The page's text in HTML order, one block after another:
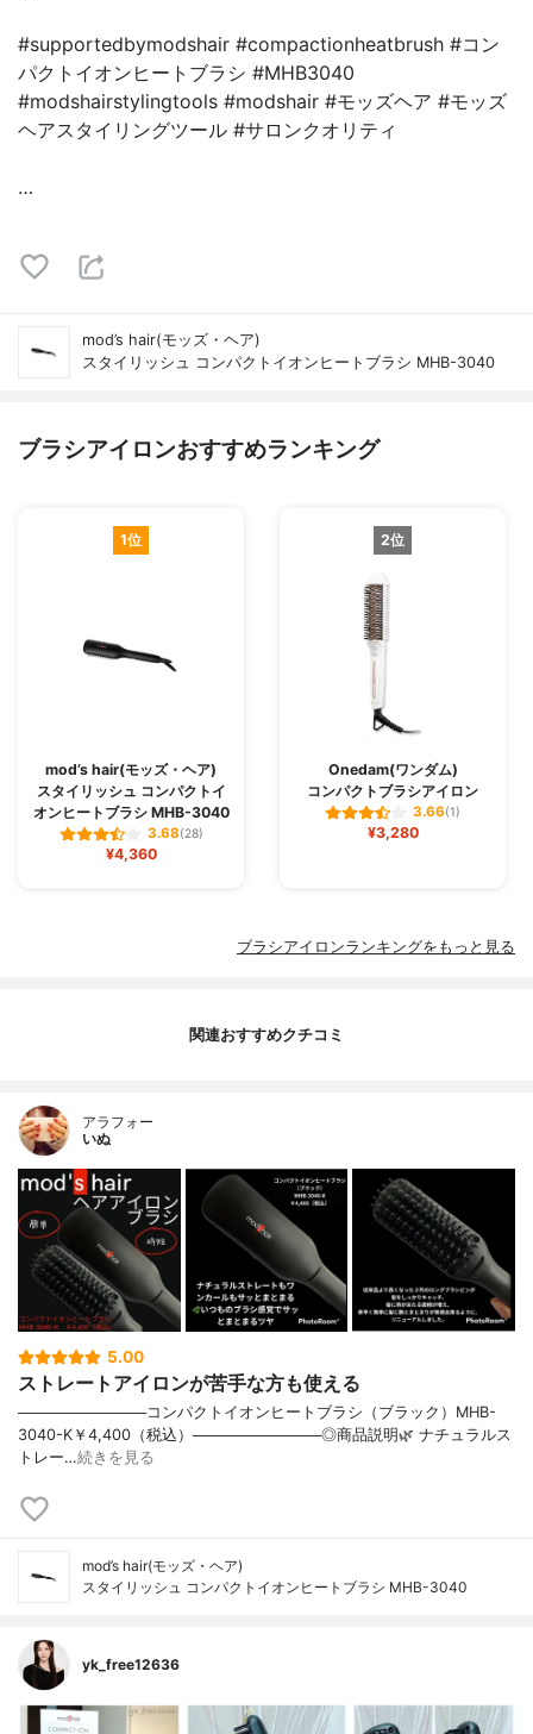
#supportedbymodshair #compactionheatbrush #コン
パクトイオンヒートブラシ #MHB3040
#modshairstylingtools #modshair #モッズヘア #モッズ
ヘアスタイリングツール #サロンクオリティ
…
mod’s hair(モッズ・ヘア)
スタイリッシュ コンパクトイオンヒートブラシ MHB-3040
ブラシアイロンおすすめランキング
1位
mod’s hair(モッズ・ヘア)
スタイリッシュ コンパクトイ
オンヒートブラシ MHB-3040
3.68(28)
¥4,360
2位
Onedam(ワンダム)
コンパクトブラシアイロン
3.66(1)
¥3,280
ブラシアイロンランキングをもっと見る
関連おすすめクチコミ
アラフォー
いぬ
5.00
ストレートアイロンが苦手な方も使える
────────────コンパクトイオンヒートブラシ（ブラック）MHB-
3040-K￥4,400（税込）────────────◎商品説明🌿 ナチュラルス
トレー…続きを見る
mod’s hair(モッズ・ヘア)
スタイリッシュ コンパクトイオンヒートブラシ MHB-3040
yk_free12636